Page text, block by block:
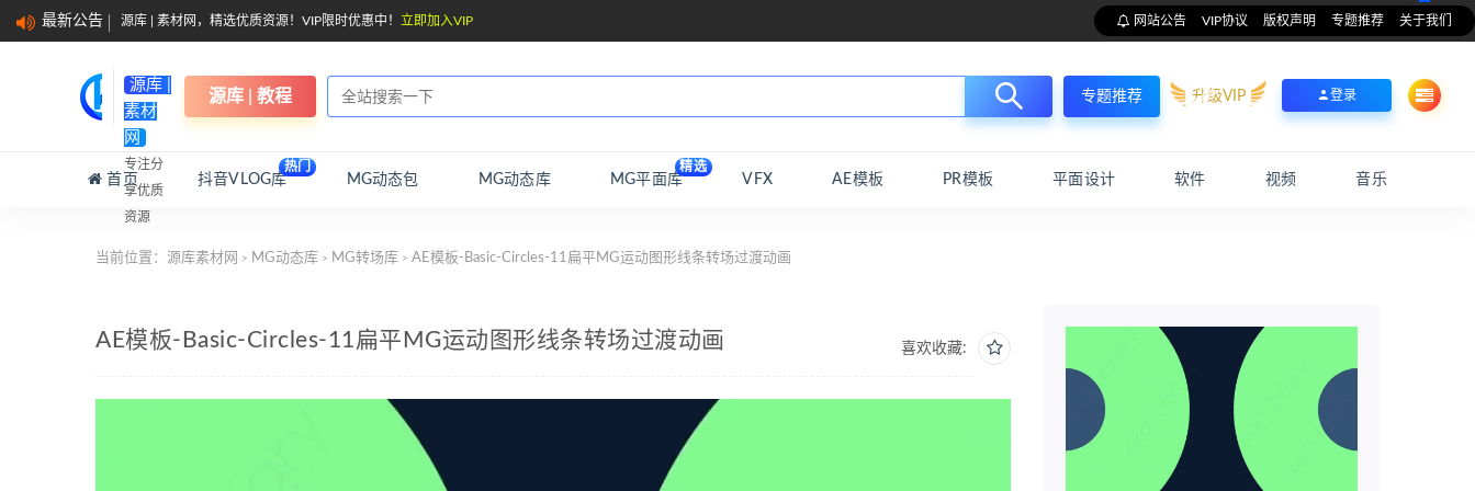
最新公告 源库 | 素材网，精选优质资源！VIP限时优惠中！ 立即加入VIP 网站公告 VIP协议 版权声明 专题推荐 关于我们
源库 |
素材
网
专注分
享优质
资源
源库 | 教程 专题推荐 升级VIP 登录
首页 抖音VLOG库
热门
MG动态包 MG动态库 MG平面库
精选
VFX AE模板 PR模板 平面设计 软件 视频 音乐
当前位置： 源库素材网 > MG动态库 > MG转场库 > AE模板-Basic-Circles-11扁平MG运动图形线条转场过渡动画
喜欢收藏:
AE模板-Basic-Circles-11扁平MG运动图形线条转场过渡动画